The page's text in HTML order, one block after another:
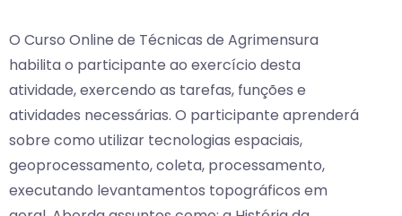
O Curso Online de Técnicas de Agrimensura
habilita o participante ao exercício desta
atividade, exercendo as tarefas, funções e
atividades necessárias. O participante aprenderá
sobre como utilizar tecnologias espaciais,
geoprocessamento, coleta, processamento,
executando levantamentos topográficos em